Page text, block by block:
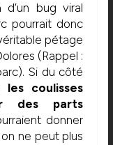
bug viral
pourrait donc
pétage
(Rappel :
Si du côté
les coulisses
des parts
donner
ne peut plus